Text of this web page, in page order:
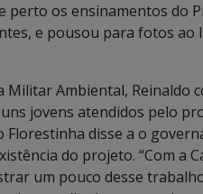
perto os ensinamentos do
e pousou para fotos ao
Militar Ambiental, Reinaldo
jovens atendidos pelo
disse a o
do projeto. “Com a
um pouco desse